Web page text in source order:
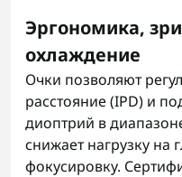
Эргономика,
охлаждение
Очки позволяют
расстояние (IPD) и
диоптрий в
снижает нагрузку на
фокусировку.